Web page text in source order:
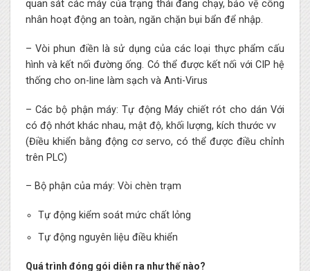
quan sát các máy của trạng thái đang chạy, bảo vệ công
nhân hoạt động an toàn, ngăn chặn bụi bẩn để nhập.
– Vòi phun điền là sử dụng của các loại thực phẩm cấu
hình và kết nối đường ống. Có thể được kết nối với CIP hệ
thống cho on-line làm sạch và Anti-Virus
– Các bộ phận máy: Tự động Máy chiết rót cho dán Với
có độ nhớt khác nhau, mật độ, khối lượng, kích thước vv
(Điều khiển bằng động cơ servo, có thể được điều chỉnh
trên PLC)
– Bộ phận của máy: Vòi chèn trạm
Tự động kiểm soát mức chất lỏng
Tự động nguyên liệu điều khiển
Quá trình đóng gói diễn ra như thế nào?